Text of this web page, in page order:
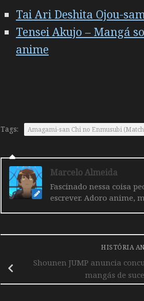
Tai Ari Deshita Ojоu-
Tensei Akujo – Mangá
anime
Tags: Amagami-san Chi no Enmusubi
Marcelo Almeida
Fascinado nessa coisa
escrever. Adoro anime,
HISTÓRIA
Shounen JUMP anuncia
mangás de